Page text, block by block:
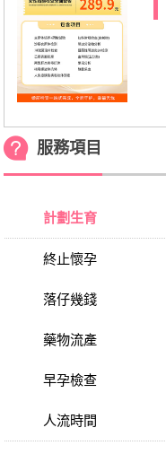
服務項目
計劃生育
終止懷孕
落仔幾錢
藥物流產
早孕檢查
人流時間